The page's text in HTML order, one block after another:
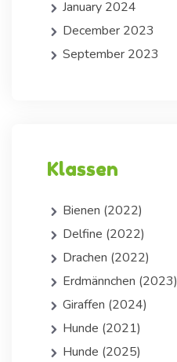
January 2024
December 2023
September 2023
Klassen
Bienen (2022)
Delfine (2022)
Drachen (2022)
Erdmännchen (2023)
Giraffen (2024)
Hunde (2021)
Hunde (2025)